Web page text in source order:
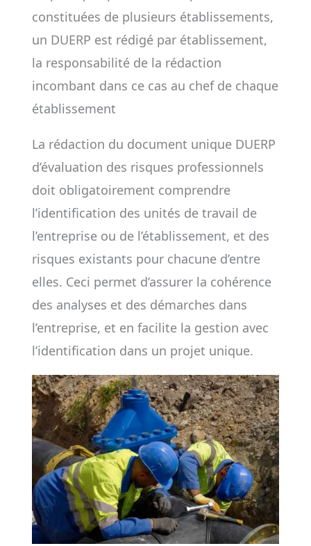
constituées de plusieurs établissements,
un DUERP est rédigé par établissement,
la responsabilité de la rédaction
incombant dans ce cas au chef de chaque
établissement
La rédaction du document unique DUERP
d’évaluation des risques professionnels
doit obligatoirement comprendre
l’identification des unités de travail de
l’entreprise ou de l’établissement, et des
risques existants pour chacune d’entre
elles. Ceci permet d’assurer la cohérence
des analyses et des démarches dans
l’entreprise, et en facilite la gestion avec
l’identification dans un projet unique.